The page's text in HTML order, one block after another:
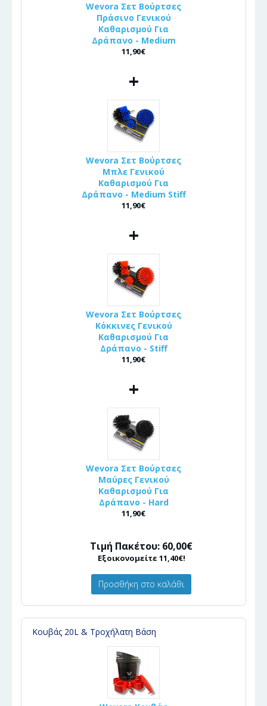
Wevora Σετ Βούρτσες
Πράσινο Γενικού
Καθαρισμού Για
Δράπανο - Medium
11,90€
+
Wevora Σετ Βούρτσες
Μπλε Γενικού
Καθαρισμού Για
Δράπανο - Medium Stiff
11,90€
+
Wevora Σετ Βούρτσες
Κόκκινες Γενικού
Καθαρισμού Για
Δράπανο - Stiff
11,90€
+
Wevora Σετ Βούρτσες
Μαύρες Γενικού
Καθαρισμού Για
Δράπανο - Hard
11,90€
Τιμή Πακέτου: 60,00€
Εξοικονομείτε 11,40€!
Προσθήκη στο καλάθι
Κουβάς 20L & Τροχήλατη Βάση